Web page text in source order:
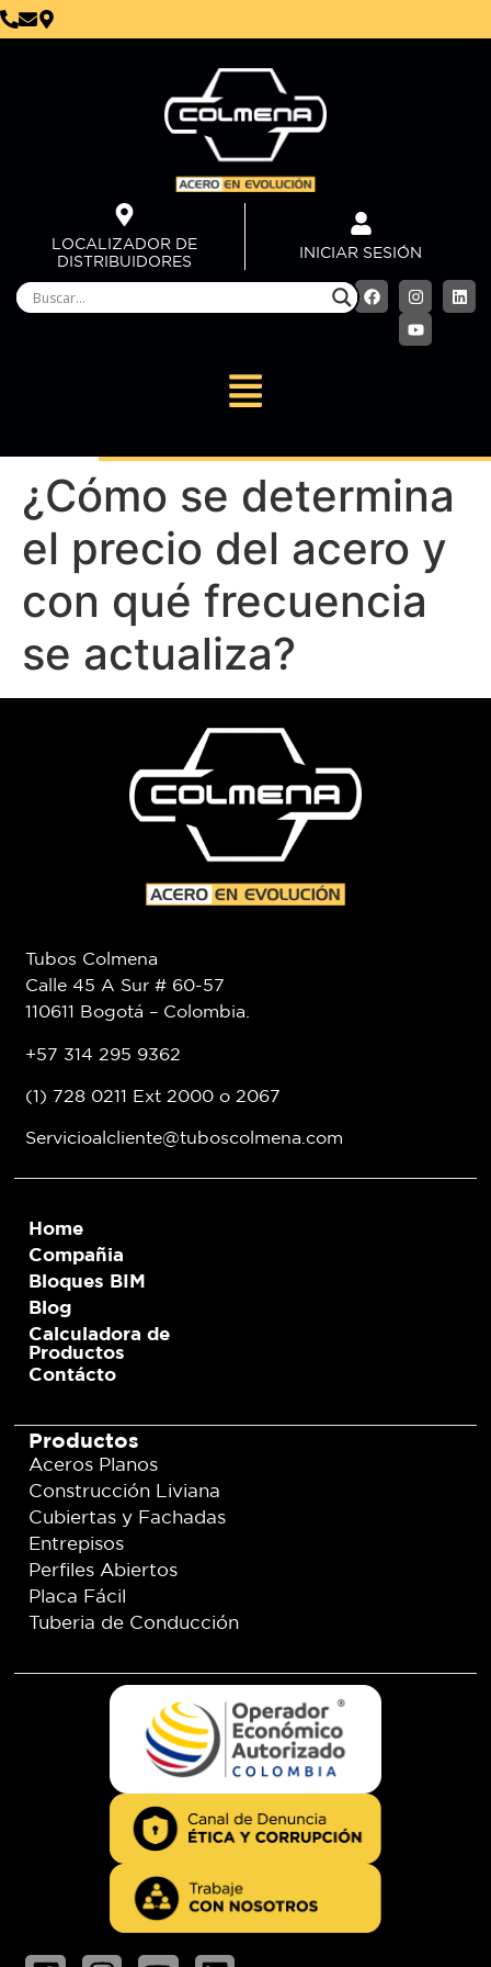
LOCALIZADOR DE
DISTRIBUIDORES
INICIAR SESIÓN
¿Cómo se determina
el precio del acero y
con qué frecuencia
se actualiza?
Tubos Colmena
Calle 45 A Sur # 60-57
110611 Bogotá – Colombia.
+57 314 295 9362
(1) 728 0211 Ext 2000 o 2067
Servicioalcliente@tuboscolmena.com
Home
Compañia
Bloques BIM
Blog
Calculadora de
Productos
Contácto
Productos
Aceros Planos
Construcción Liviana
Cubiertas y Fachadas
Entrepisos
Perfiles Abiertos
Placa Fácil
Tuberia de Conducción